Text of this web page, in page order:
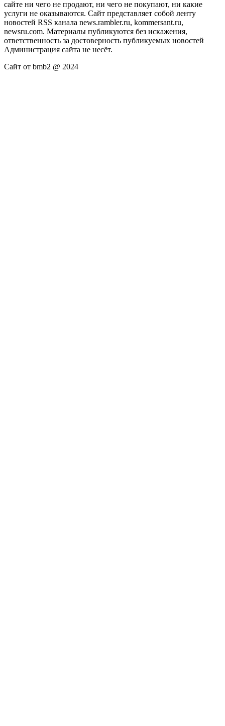
сайте ни чего не продают, ни чего не покупают, ни какие
услуги не оказываются. Сайт представляет собой ленту
новостей RSS канала news.rambler.ru, kommersant.ru,
newsru.com. Материалы публикуются без искажения,
ответственность за достоверность публикуемых новостей
Администрация сайта не несёт.
Сайт от bmb2 @ 2024